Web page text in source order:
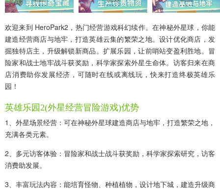
欢迎来到 HeroPark2，热门经营游戏科幻续作。在神秘外星球，你能
建造经营商店与地牢，打造英雄云集的繁荣之地。设计优化商店，发
掘独特店主，升级解锁新商品。扩展乐园，让前哨站变盈利胜地。冒
险家和战士地牢战斗获奖励，科学家探索外星生命体。访客归来在商
店消费助你发展经济，可随时在线或离线玩，快来打造终极英雄乐
园！
英雄乐园2(外星经营冒险游戏)优势
1、外星场景经营：可在神秘外星球建造商店与地牢，打造繁荣之地，
充满各类元素。
2、多元访客体验：冒险家和战士战斗获奖励，科学家探索研究，访客
消费助发展。
3、丰富玩法内容：能培育怪物、种植植物，设计地下城，建造升级商